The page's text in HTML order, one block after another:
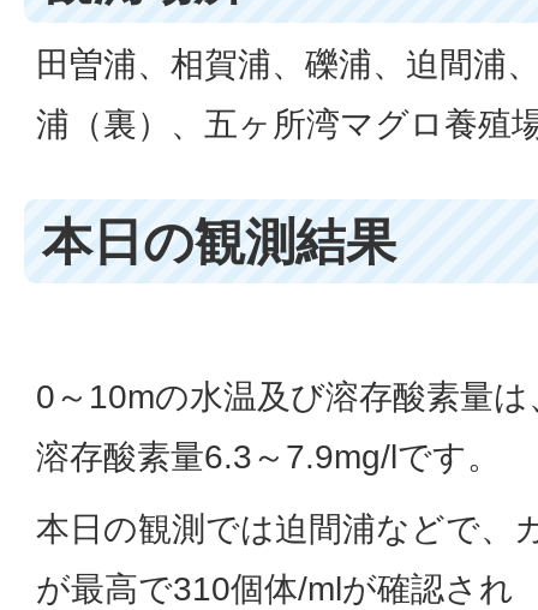
田曽浦、相賀浦、礫浦、迫間浦
浦（裏）、五ヶ所湾マグロ養殖
本日の観測結果
0～10mの水温及び溶存酸素量
溶存酸素量6.3～7.9mg/lです。
本日の観測では迫間浦などで、
が最高で310個体/mlが確認され